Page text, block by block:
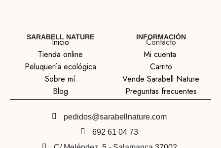
SARABELL NATURE
Inicio
Tienda online
Peluquería ecológica
Sobre mí
Blog
INFORMACIÓN
Contacto
Mi cuenta
Carrito
Vende Sarabell Nature
Preguntas frecuentes
pedidos@sarabellnature.com
692 61 04 73